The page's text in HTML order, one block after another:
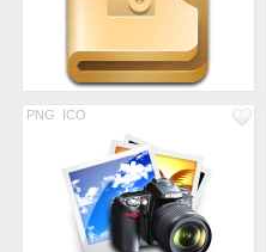
PNG ICO